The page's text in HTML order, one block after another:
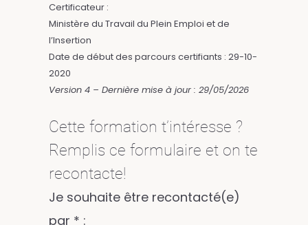
Certificateur :
Ministère du Travail du Plein Emploi et de
l’Insertion
Date de début des parcours certifiants : 29-10-
2020
Version 4 – Dernière mise à jour : 29/05/2026
Cette formation t’intéresse ?
Remplis ce formulaire et on te
recontacte!
Je souhaite être recontacté(e)
par * :